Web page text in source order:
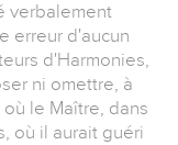
verbalement
erreur d'aucun
d'Harmonies,
ni omettre, à
le Maître, dans
où il aurait guéri